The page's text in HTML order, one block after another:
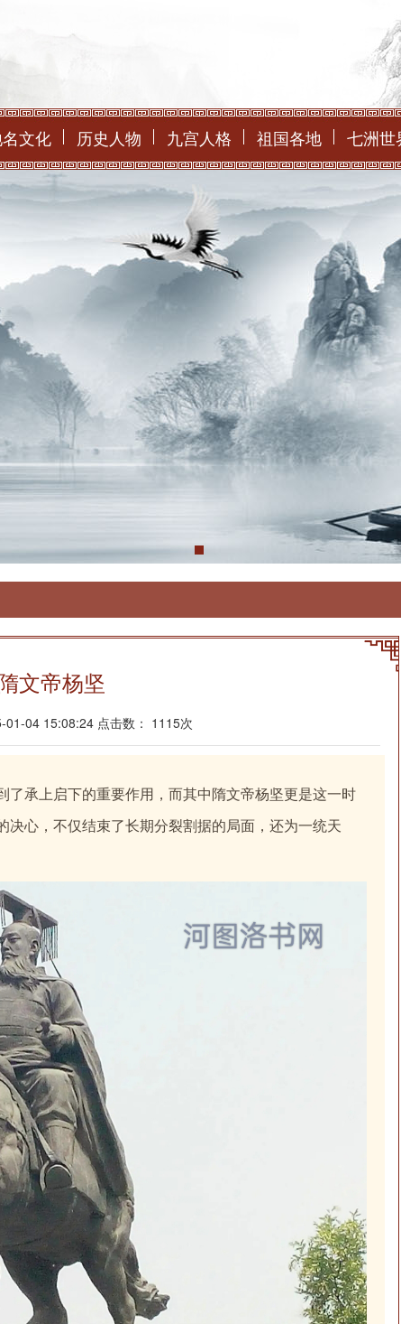
文化 历史人物 九宫人格 祖国各地 七洲世
文帝杨坚
01-04 15:08:24 点击数： 1115次
承上启下的重要作用，而其中隋文帝杨坚更是这一时
心，不仅结束了长期分裂割据的局面，还为一统天